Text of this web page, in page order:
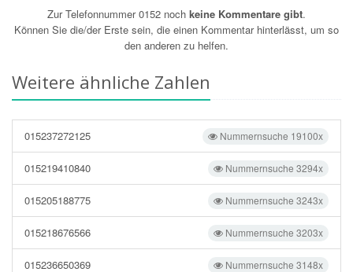
Zur Telefonnummer 0152 noch keine Kommentare gibt.
Können Sie die/der Erste sein, die einen Kommentar hinterlässt, um so
den anderen zu helfen.
Weitere ähnliche Zahlen
Nummernsuche 19100x
015237272125
Nummernsuche 3294x
015219410840
Nummernsuche 3243x
015205188775
Nummernsuche 3203x
015218676566
Nummernsuche 3148x
015236650369